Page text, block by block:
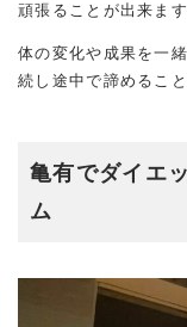
頑張ることが出来ます
体の変化や成果を一
続し途中で諦めるこ
亀有でダイエ
ム